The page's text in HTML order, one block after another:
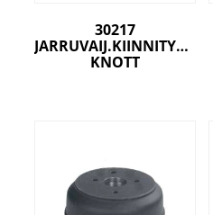
30217
JARRUVAIJ.KIINNITYSPELTI
KNOTT